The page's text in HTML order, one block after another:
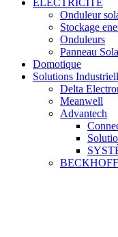
Onduleur
Stockage
Onduleurs
Panneau
Domotique
Solutions
Delta
Meanwell
Advantech
BECKHOFF